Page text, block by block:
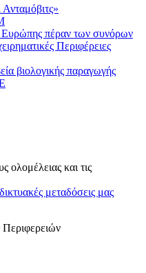
πέραν των συνόρων
Περιφέρειες
βιολογικής παραγωγής
ολομέλειας και τις
μεταδόσεις μας